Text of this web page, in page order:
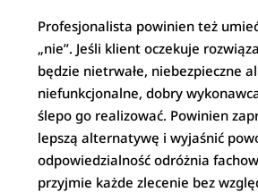
Profesjonalista powinien też
„nie”. Jeśli klient oczekuje
będzie nietrwałe, niebezpieczne
niefunkcjonalne, dobry
ślepo go realizować. Powinien
lepszą alternatywę i wyjaśnić
odpowiedzialność odróżnia
przyjmie każde zlecenie bez